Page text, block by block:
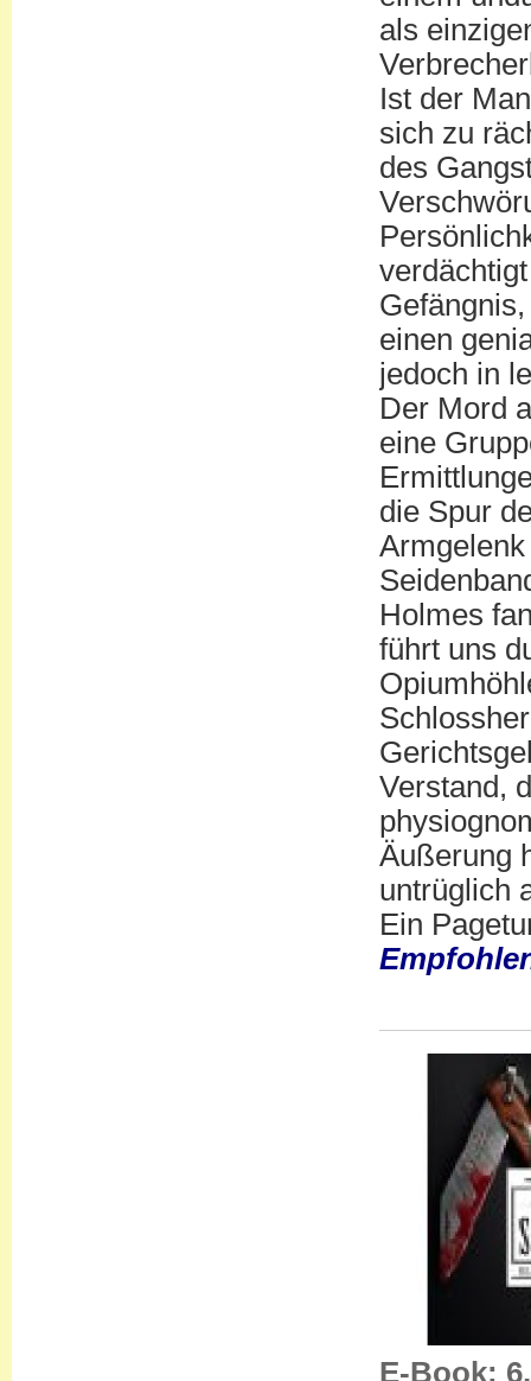
als
Ist der
sich zu
des
einen
jedoch in
Der Mord
eine
die Spur
Holmes
führt uns
Verstand,
Äußerung
untrüglich
Ein
E-Book: